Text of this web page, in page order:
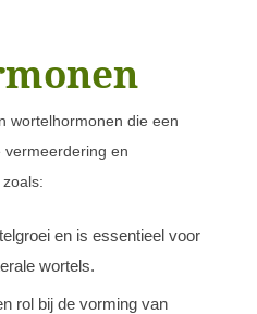
wortelhormonen die een
vermeerdering en
en is essentieel voor
wortels.
rol bij de vorming van